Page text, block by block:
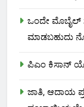
ಒಂದೇ ಮೊಬೈಲ್
ಮಾಡಬಹುದು
ಪಿಎಂ ಕಿಸಾನ್
ಜಾತಿ, ಆದಾಯ